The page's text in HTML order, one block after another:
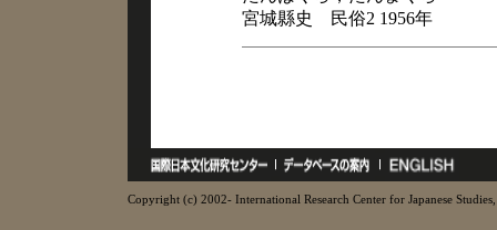
宮城縣史 民俗2 1956年
Copyright (c) 2002- International Research Center for Japanese